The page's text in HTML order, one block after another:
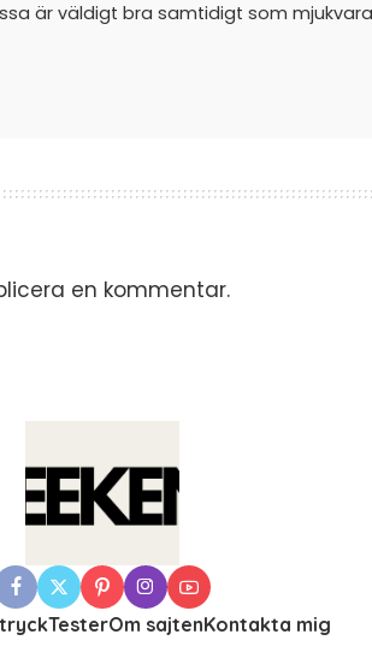
är väldigt bra samtidigt som
en kommentar.
TesterOm sajtenKontakta mig